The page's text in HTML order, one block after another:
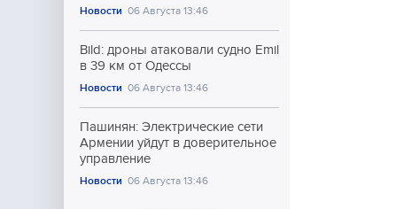
Новости 06 Августа 13:46
Bild: дроны атаковали судно Emil
в 39 км от Одессы
Новости 06 Августа 13:46
Пашинян: Электрические сети
Армении уйдут в доверительное
управление
Новости 06 Августа 13:46